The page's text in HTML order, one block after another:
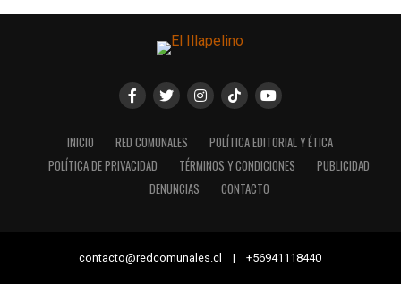
INICIO RED COMUNALES
POLÍTICA EDITORIAL Y ÉTICA
POLÍTICA DE PRIVACIDAD
TÉRMINOS Y CONDICIONES
PUBLICIDAD
DENUNCIAS
CONTACTO
contacto@redcomunales.cl | +56941118440